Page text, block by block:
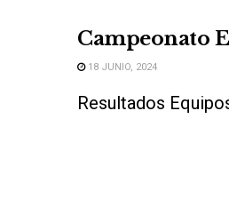
Campeonato
18 JUNIO, 2024
Resultados